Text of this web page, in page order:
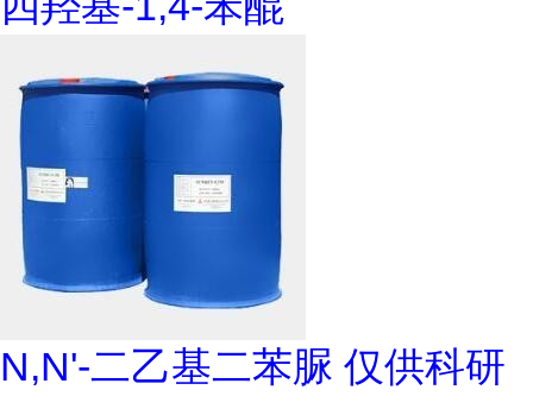
N,N'-二乙基二苯脲 仅供科研